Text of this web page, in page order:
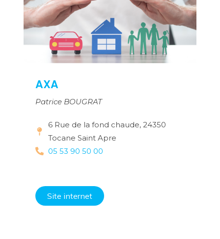
AXA
Patrice BOUGRAT
6 Rue de la fond chaude, 24350
Tocane Saint Apre
05 53 90 50 00
Site internet